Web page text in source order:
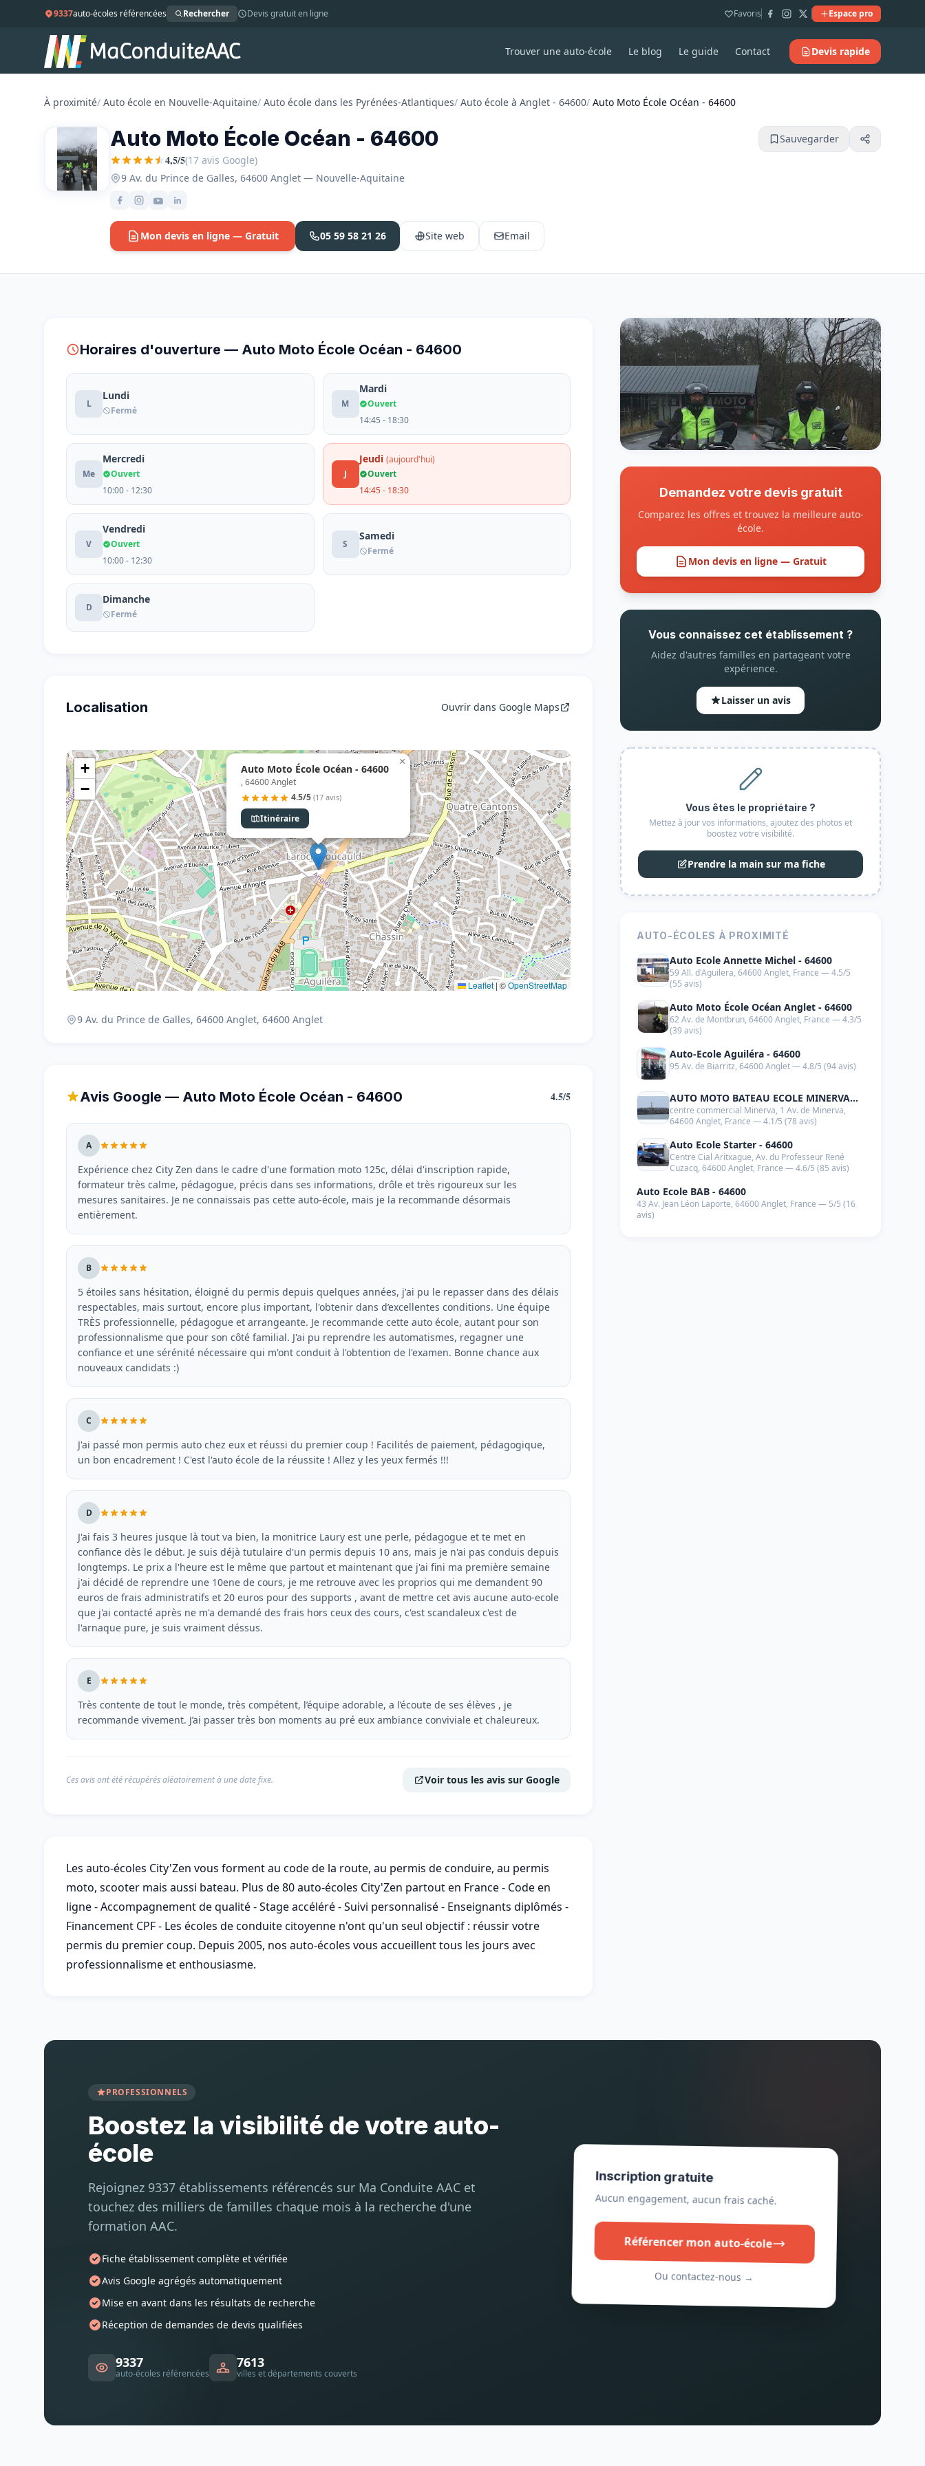
9337auto-écoles référencées Rechercher Devis gratuit en ligne Favoris Espace pro
Trouver une auto-école Le blog Le guide Contact Devis rapide
À proximité/ Auto école en Nouvelle-Aquitaine/ Auto école dans les Pyrénées-Atlantiques/ Auto école à Anglet - 64600/ Auto Moto École Océan - 64600
Auto Moto École Océan - 64600
4,5/5(17 avis Google)
9 Av. du Prince de Galles, 64600 Anglet — Nouvelle-Aquitaine
Sauvegarder
Mon devis en ligne — Gratuit 05 59 58 21 26 Site web Email
Horaires d'ouverture — Auto Moto École Océan - 64600
L
Lundi
Fermé
M
Mardi
Ouvert
14:45 - 18:30
Me
Mercredi
Ouvert
10:00 - 12:30
J
Jeudi (aujourd'hui)
Ouvert
14:45 - 18:30
V
Vendredi
Ouvert
10:00 - 12:30
S
Samedi
Fermé
D
Dimanche
Fermé
Localisation Ouvrir dans Google Maps
Auto Moto École Océan - 64600
, 64600 Anglet
4.5/5 (17 avis)
Itinéraire
×
+
−
Leaflet | ©OpenStreetMap
9 Av. du Prince de Galles, 64600 Anglet, 64600 Anglet
Avis Google — Auto Moto École Océan - 64600 4.5/5
A
Expérience chez City Zen dans le cadre d'une formation moto 125c, délai d'inscription rapide,
formateur très calme, pédagogue, précis dans ses informations, drôle et très rigoureux sur les
mesures sanitaires. Je ne connaissais pas cette auto-école, mais je la recommande désormais
entièrement.
B
5 étoiles sans hésitation, éloigné du permis depuis quelques années, j'ai pu le repasser dans des délais
respectables, mais surtout, encore plus important, l'obtenir dans d’excellentes conditions. Une équipe
TRÈS professionnelle, pédagogue et arrangeante. Je recommande cette auto école, autant pour son
professionnalisme que pour son côté familial. J'ai pu reprendre les automatismes, regagner une
confiance et une sérénité nécessaire qui m'ont conduit à l'obtention de l'examen. Bonne chance aux
nouveaux candidats :)
C
J'ai passé mon permis auto chez eux et réussi du premier coup ! Facilités de paiement, pédagogique,
un bon encadrement ! C'est l'auto école de la réussite ! Allez y les yeux fermés !!!
D
J'ai fais 3 heures jusque là tout va bien, la monitrice Laury est une perle, pédagogue et te met en
confiance dès le début. Je suis déjà tutulaire d'un permis depuis 10 ans, mais je n'ai pas conduis depuis
longtemps. Le prix a l'heure est le même que partout et maintenant que j'ai fini ma première semaine
j'ai décidé de reprendre une 10ene de cours, je me retrouve avec les proprios qui me demandent 90
euros de frais administratifs et 20 euros pour des supports , avant de mettre cet avis aucune auto-ecole
que j'ai contacté après ne m'a demandé des frais hors ceux des cours, c'est scandaleux c'est de
l'arnaque pure, je suis vraiment déssus.
E
Très contente de tout le monde, très compétent, l’équipe adorable, a l’écoute de ses élèves , je
recommande vivement. J’ai passer très bon moments au pré eux ambiance conviviale et chaleureux.
Ces avis ont été récupérés aléatoirement à une date fixe. Voir tous les avis sur Google
Les auto-écoles City'Zen vous forment au code de la route, au permis de conduire, au permis
moto, scooter mais aussi bateau. Plus de 80 auto-écoles City'Zen partout en France - Code en
ligne - Accompagnement de qualité - Stage accéléré - Suivi personnalisé - Enseignants diplômés -
Financement CPF - Les écoles de conduite citoyenne n'ont qu'un seul objectif : réussir votre
permis du premier coup. Depuis 2005, nos auto-écoles vous accueillent tous les jours avec
professionnalisme et enthousiasme.
Demandez votre devis gratuit
Comparez les offres et trouvez la meilleure auto-
école.
Mon devis en ligne — Gratuit
Vous connaissez cet établissement ?
Aidez d'autres familles en partageant votre
expérience.
Laisser un avis
Vous êtes le propriétaire ?
Mettez à jour vos informations, ajoutez des photos et
boostez votre visibilité.
Prendre la main sur ma fiche
AUTO-ÉCOLES À PROXIMITÉ
Auto Ecole Annette Michel - 64600
59 All. d'Aguilera, 64600 Anglet, France — 4.5/5
(55 avis)
Auto Moto École Océan Anglet - 64600
62 Av. de Montbrun, 64600 Anglet, France — 4.3/5
(39 avis)
Auto-Ecole Aguiléra - 64600
95 Av. de Biarritz, 64600 Anglet — 4.8/5 (94 avis)
AUTO MOTO BATEAU ECOLE MINERVA
jfcconduite - 64600
centre commercial Minerva, 1 Av. de Minerva,
64600 Anglet, France — 4.1/5 (78 avis)
Auto Ecole Starter - 64600
Centre Cial Aritxague, Av. du Professeur René
Cuzacq, 64600 Anglet, France — 4.6/5 (85 avis)
Auto Ecole BAB - 64600
43 Av. Jean Léon Laporte, 64600 Anglet, France — 5/5 (16
avis)
PROFESSIONNELS
Boostez la visibilité de votre auto-
école
Rejoignez 9337 établissements référencés sur Ma Conduite AAC et
touchez des milliers de familles chaque mois à la recherche d'une
formation AAC.
Fiche établissement complète et vérifiée
Avis Google agrégés automatiquement
Mise en avant dans les résultats de recherche
Réception de demandes de devis qualifiées
9337
auto-écoles référencées
7613
villes et départements couverts
Inscription gratuite
Aucun engagement, aucun frais caché.
Référencer mon auto-école
Ou contactez-nous →